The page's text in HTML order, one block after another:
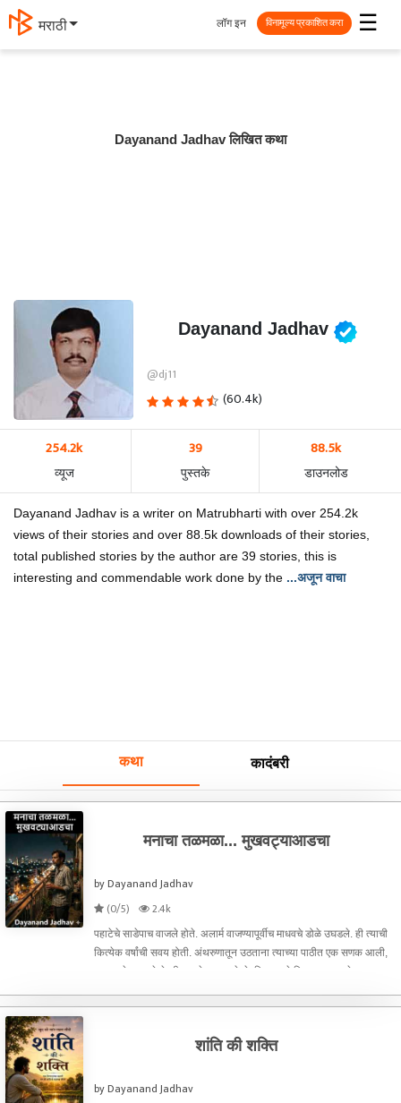
मराठी ☰
लॉग इन विनामूल्य प्रकाशित करा
Dayanand Jadhav लिखित कथा
Dayanand Jadhav
@dj11
(60.4k)
254.2k
व्यूज
39
पुस्तके
88.5k
डाउनलोड
Dayanand Jadhav is a writer on Matrubharti with over 254.2k
views of their stories and over 88.5k downloads of their stories,
total published stories by the author are 39 stories, this is
interesting and commendable work done by the ...अजून वाचा
कथा कादंबरी
मनाचा तळमळा... मुखवट्याआडचा
by Dayanand Jadhav
(0/5)
2.4k
पहाटेचे साडेपाच वाजले होते. अलार्म वाजण्यापूर्वीच माधवचे डोळे उघडले. ही त्याची
कित्येक वर्षांची सवय होती. अंथरुणातून उठताना त्याच्या पाठीत एक सणक आली,
पण त्याने त्याकडे नेहमीप्रमाणे दुरुलक्ष केले. हिवाळ्याचे दिवस असल्याने
शांति की शक्ति
by Dayanand Jadhav